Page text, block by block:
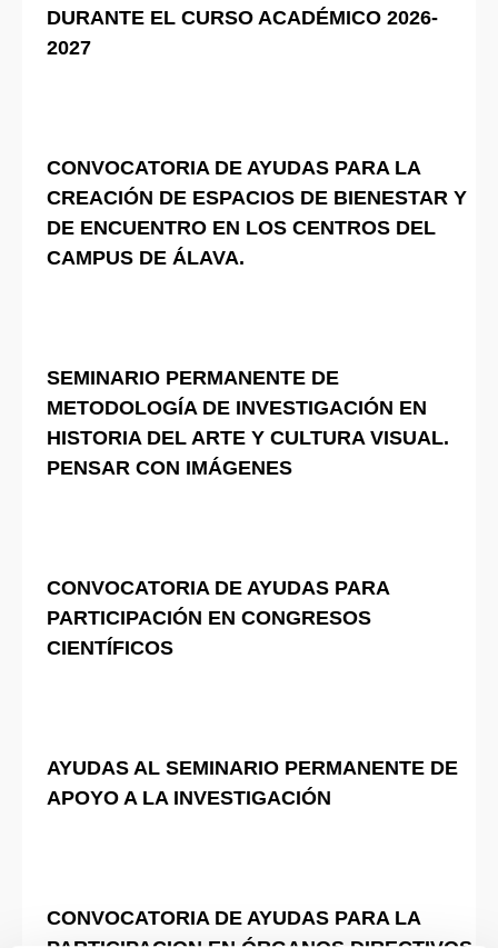
DURANTE EL CURSO ACADÉMICO 2026-
2027
CONVOCATORIA DE AYUDAS PARA LA
CREACIÓN DE ESPACIOS DE BIENESTAR Y
DE ENCUENTRO EN LOS CENTROS DEL
CAMPUS DE ÁLAVA.
SEMINARIO PERMANENTE DE
METODOLOGÍA DE INVESTIGACIÓN EN
HISTORIA DEL ARTE Y CULTURA VISUAL.
PENSAR CON IMÁGENES
CONVOCATORIA DE AYUDAS PARA
PARTICIPACIÓN EN CONGRESOS
CIENTÍFICOS
AYUDAS AL SEMINARIO PERMANENTE DE
APOYO A LA INVESTIGACIÓN
CONVOCATORIA DE AYUDAS PARA LA